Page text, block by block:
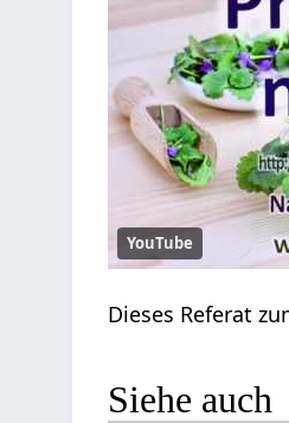
YouTube
Dieses Referat
Siehe auch